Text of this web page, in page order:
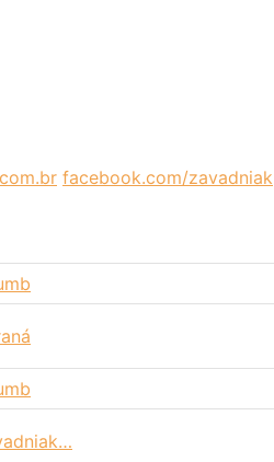
facebook.com/zavadniak